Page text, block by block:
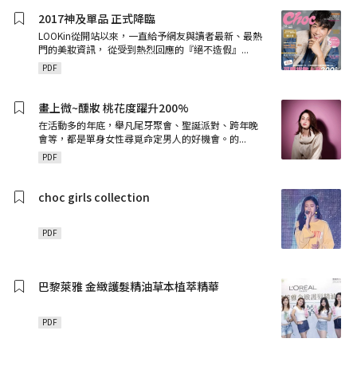
2017神及單品 正式降臨
LOOKin從開站以來，一直給予網友與讀者最新、最熱
門的美妝資訊， 從受到熱烈回應的『絕不造假』 ...
PDF
畫上微~醺妝 桃花度躍升200%
在活動多的年底，舉凡尾牙聚會、聖誕派對、跨年晚
會等，都是單身女性尋覓命定男人的好機會。的...
PDF
choc girls collection
PDF
巴黎萊雅 金緻護髮精油草本植萃精華
PDF